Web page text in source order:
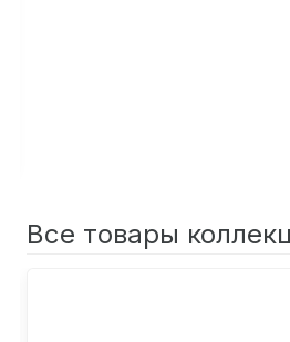
Все товары